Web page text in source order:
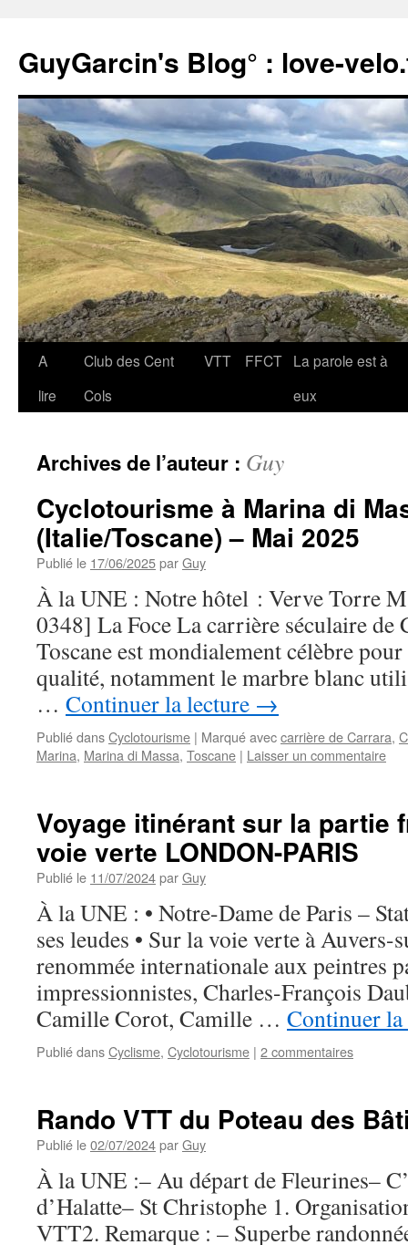
contenu
GuyGarcin's Blog° : love-
A
lire
Club des Cent
Cols
VTT FFCT La parole est à
eux
Archives de l’auteur : Guy
Cyclotourisme à Marina di
(Italie/Toscane) – Mai 2025
Publié le 17/06/2025parGuy
À la UNE : Notre hôtel : Verve Torre
0348] La Foce La carrière séculaire de
Toscane est mondialement célèbre
qualité, notamment le marbre blanc
… Continuer la lecture →
Publié dansCyclotourisme | Marqué aveccarrière de Carrara,
Marina, Marina di Massa, Toscane | Laisser un commentaire
Voyage itinérant sur la partie
voie verte LONDON-PARIS
Publié le 11/07/2024parGuy
À la UNE : • Notre-Dame de Paris –
ses leudes • Sur la voie verte à
renommée internationale aux peintres
impressionnistes, Charles-François
Camille Corot, Camille … Continuer
Publié dansCyclisme, Cyclotourisme | 2 commentaires
Rando VTT du Poteau des
Publié le02/07/2024parGuy
À la UNE :– Au départ de Fleurines–
d’Halatte– St Christophe 1.
VTT2. Remarque : – Superbe